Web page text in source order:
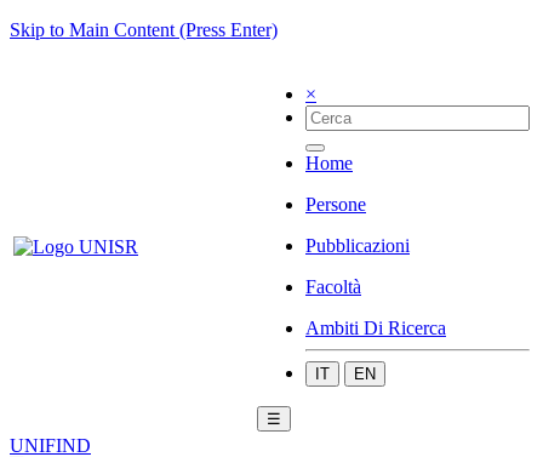
Skip to Main Content (Press Enter)
×
Home
Persone
Pubblicazioni
Facoltà
Ambiti Di Ricerca
IT EN
☰
UNIFIND